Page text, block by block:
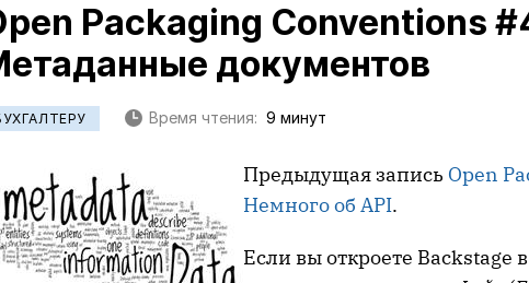
Packaging Conventions
документов
Время чтения: 9 минут
Предыдущая запись Open
Немного об API.
Если вы откроете Backstage